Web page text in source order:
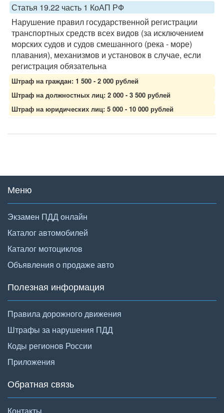
Статья 19.22 часть 1 КоАП РФ
Нарушение правил государственной регистрации
транспортных средств всех видов (за исключением
морских судов и судов смешанного (река - море)
плавания), механизмов и установок в случае, если
регистрация обязательна
Штраф на граждан: 1 500 - 2 000 рублей
Штраф на должностных лиц: 2 000 - 3 500 рублей
Штраф на юридических лиц: 5 000 - 10 000 рублей
Меню
Экзамен ПДД онлайн
Каталог автомобилей
Каталог мотоциклов
Объявления о продаже авто
Полезная информация
Правила дорожного движения
Штрафы за нарушения ПДД
Коды регионов России
Приложения
Обратная связь